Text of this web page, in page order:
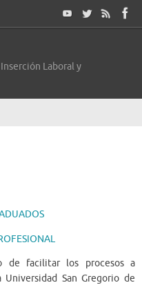
Laboral y
de facilitar los procesos a
San Gregorio de